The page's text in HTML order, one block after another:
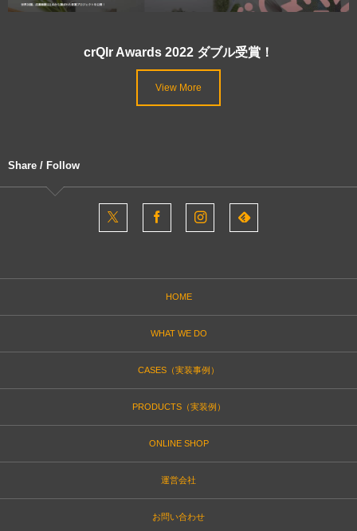
crQlr Awards 2022 ダブル受賞！
View More
Share / Follow
HOME
WHAT WE DO
CASES（実装事例）
PRODUCTS（実装例）
ONLINE SHOP
運営会社
お問い合わせ